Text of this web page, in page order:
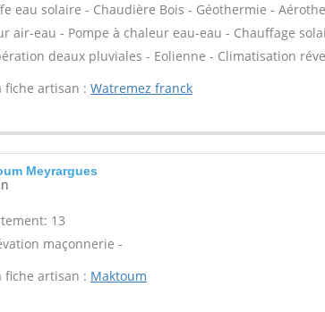
eau solaire - Chaudière Bois - Géothermie -
air-eau - Pompe à chaleur eau-eau - Chauffage
deaux pluviales - Eolienne - Climatisation
fiche artisan : Watremez franck
Meyrargues
13
maçonnerie -
fiche artisan : Maktoum